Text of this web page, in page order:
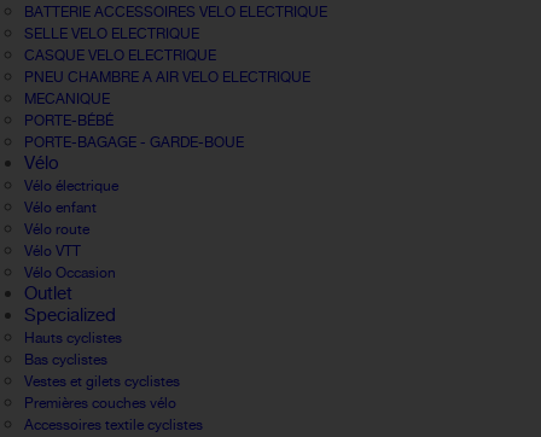
BATTERIE ACCESSOIRES VELO ELECTRIQUE
SELLE VELO ELECTRIQUE
CASQUE VELO ELECTRIQUE
PNEU CHAMBRE A AIR VELO ELECTRIQUE
MECANIQUE
PORTE-BÉBÉ
PORTE-BAGAGE - GARDE-BOUE
Vélo
Vélo électrique
Vélo enfant
Vélo route
Vélo VTT
Vélo Occasion
Outlet
Specialized
Hauts cyclistes
Bas cyclistes
Vestes et gilets cyclistes
Premières couches vélo
Accessoires textile cyclistes